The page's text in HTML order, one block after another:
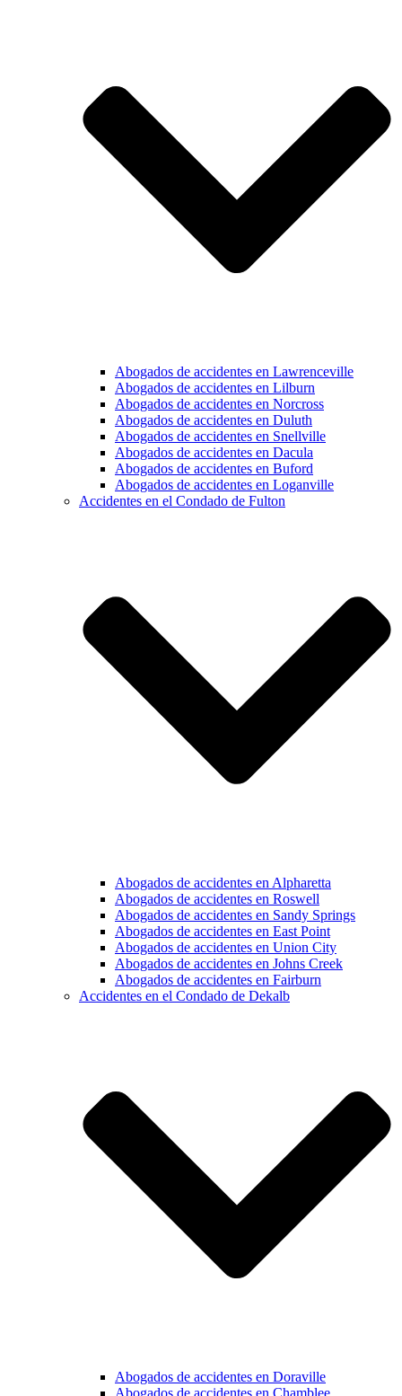
Abogados de accidentes en Lawrenceville
Abogados de accidentes en Lilburn
Abogados de accidentes en Norcross
Abogados de accidentes en Duluth
Abogados de accidentes en Snellville
Abogados de accidentes en Dacula
Abogados de accidentes en Buford
Abogados de accidentes en Loganville
Accidentes en el Condado de Fulton
Abogados de accidentes en Alpharetta
Abogados de accidentes en Roswell
Abogados de accidentes en Sandy Springs
Abogados de accidentes en East Point
Abogados de accidentes en Union City
Abogados de accidentes en Johns Creek
Abogados de accidentes en Fairburn
Accidentes en el Condado de Dekalb
Abogados de accidentes en Doraville
Abogados de accidentes en Chamblee